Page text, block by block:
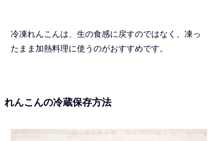
冷凍れんこんは、生の食感に戻すのではなく、凍っ
たまま加熱料理に使うのがおすすめです。
れんこんの冷蔵保存方法